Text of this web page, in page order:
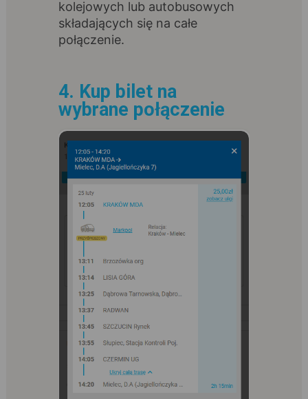
kolejowych lub autobusowych
składających się na całe
połączenie.
4. Kup bilet na
wybrane połączenie